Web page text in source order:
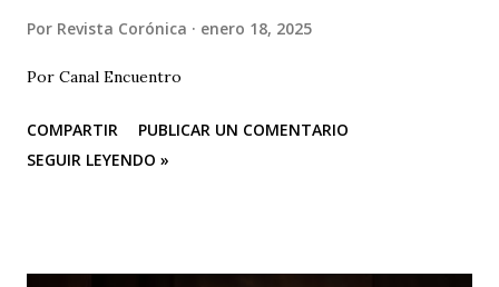
Por Revista Corónica enero 18, 2025
Por Canal Encuentro
COMPARTIR
PUBLICAR UN COMENTARIO
SEGUIR LEYENDO »